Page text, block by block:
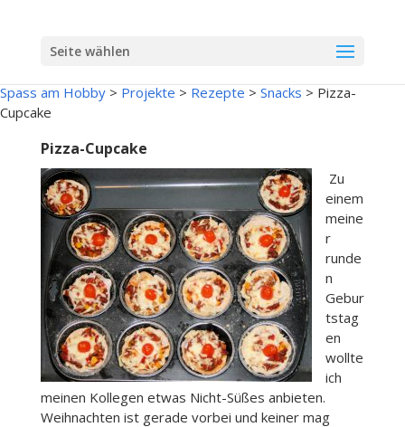
Seite wählen
Spass am Hobby > Projekte > Rezepte > Snacks > Pizza-
Cupcake
Pizza-Cupcake
Zu
einem
meine
r
runde
n
Gebur
tstag
en
wollte
ich
meinen Kollegen etwas Nicht-Süßes anbieten.
Weihnachten ist gerade vorbei und keiner mag